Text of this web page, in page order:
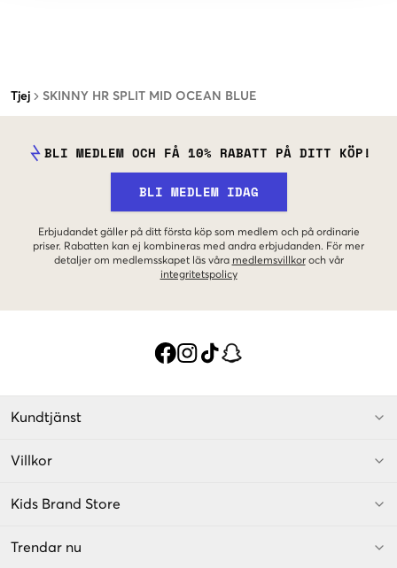
Tjej SKINNY HR SPLIT MID OCEAN BLUE
BLI MEDLEM OCH FÅ 10% RABATT PÅ DITT KÖP!
BLI MEDLEM IDAG
Erbjudandet gäller på ditt första köp som medlem och på ordinarie
priser. Rabatten kan ej kombineras med andra erbjudanden. För mer
detaljer om medlemsskapet läs våra medlemsvillkor och vår
integritetspolicy
Kundtjänst
Villkor
Kids Brand Store
Trendar nu